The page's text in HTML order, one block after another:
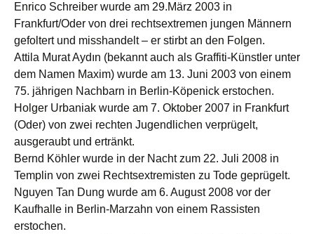
Enrico Schreiber wurde am 29.März 2003 in
Frankfurt/Oder von drei rechtsextremen jungen Männern
gefoltert und misshandelt – er stirbt an den Folgen.
Attila Murat Aydın (bekannt auch als Graffiti-Künstler unter
dem Namen Maxim) wurde am 13. Juni 2003 von einem
75. jährigen Nachbarn in Berlin-Köpenick erstochen.
Holger Urbaniak wurde am 7. Oktober 2007 in Frankfurt
(Oder) von zwei rechten Jugendlichen verprügelt,
ausgeraubt und ertränkt.
Bernd Köhler wurde in der Nacht zum 22. Juli 2008 in
Templin von zwei Rechtsextremisten zu Tode geprügelt.
Nguyen Tan Dung wurde am 6. August 2008 vor der
Kaufhalle in Berlin-Marzahn von einem Rassisten
erstochen.